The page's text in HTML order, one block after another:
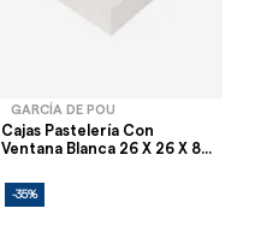
GARCÍA DE POU
Cajas Pastelería Con
Ventana Blanca 26 X 26 X 8...
-35%